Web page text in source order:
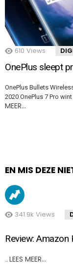
610 Views
OnePlus sleept
OnePlus Bullets
2020 OnePlus 7 Pro
MEER…
EN MIS DEZE
341.9k Views
Review:
.. LEES MEER…